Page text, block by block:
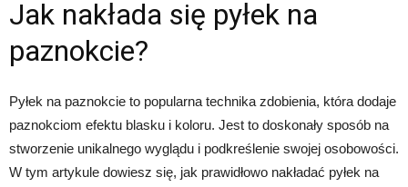
Jak nakłada się pyłek na
paznokcie?
Pyłek na paznokcie to popularna technika zdobienia, która dodaje
paznokciom efektu blasku i koloru. Jest to doskonały sposób na
stworzenie unikalnego wyglądu i podkreślenie swojej osobowości.
W tym artykule dowiesz się, jak prawidłowo nakładać pyłek na